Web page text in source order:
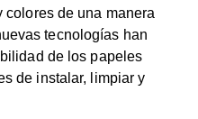
colores de una manera
tecnologías han
de los papeles
de instalar, limpiar y